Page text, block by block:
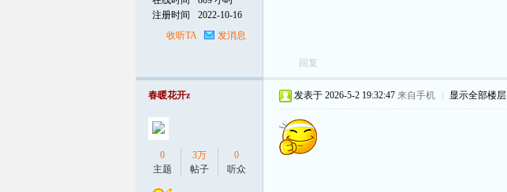
注册时间
2022-10-16
收听TA
发消息
回复
春暖花开z
0
主题
3万
帖子
0
听众
发表于 2026-5-2 19:32:47 来自手机 显示全部楼层